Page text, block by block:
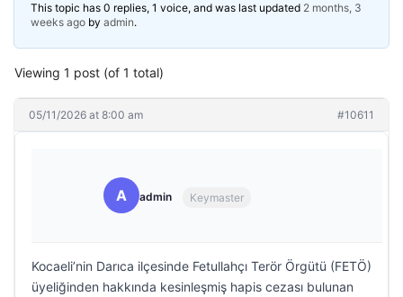
This topic has 0 replies, 1 voice, and was last updated 2 months, 3
weeks ago by admin.
Viewing 1 post (of 1 total)
05/11/2026 at 8:00 am #10611
A admin Keymaster
Kocaeli’nin Darıca ilçesinde Fetullahçı Terör Örgütü (FETÖ)
üyeliğinden hakkında kesinleşmiş hapis cezası bulunan